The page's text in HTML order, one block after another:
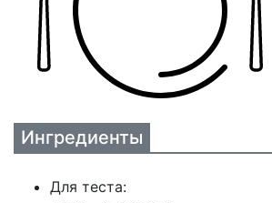
Ингредиенты
Для теста: